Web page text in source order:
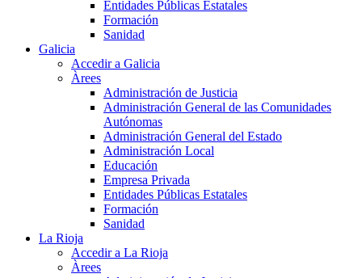
Entidades Públicas Estatales
Formación
Sanidad
Galicia
Accedir a Galicia
Àrees
Administración de Justicia
Administración General de las Comunidades
Autónomas
Administración General del Estado
Administración Local
Educación
Empresa Privada
Entidades Públicas Estatales
Formación
Sanidad
La Rioja
Accedir a La Rioja
Àrees